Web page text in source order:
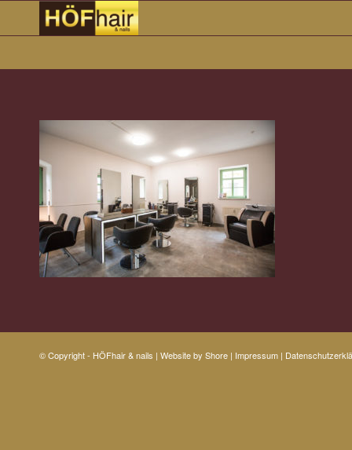
© Copyright - HÖFhair & nails | Website by Shore | Impressum |